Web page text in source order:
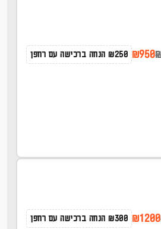
0
₪950 ₪250 הנחה ברכישה עם רחפן
₪1200 ₪300 הנחה ברכישה עם רחפן